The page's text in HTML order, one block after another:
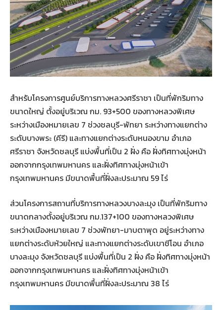
สำหรับโครงการศูนย์บริการทางหลวงศรีราชา เป็นที่พักริมทาง
ขนาดใหญ่ ตั้งอยู่บริเวณ กม. 93+500 ของทางหลวงพิเศษ
ระหว่างเมืองหมายเลข 7 ช่วงชลบุรี-พัทยา ระหว่างทางแยกต่าง
ระดับบางพระ (คีรี) และทางแยกต่างระดับหนองขาม อำเภอ
ศรีราชา จังหวัดชลบุรี แบ่งพื้นที่เป็น 2 ฝั่ง คือ ฝั่งทิศทางมุ่งหน้า
ออกจากกรุงเทพมหานคร และฝั่งทิศทางมุ่งหน้าเข้า
กรุงเทพมหานคร มีขนาดพื้นที่ฝั่งละประมาณ 59 ไร่
ส่วนโครงการสถานที่บริการทางหลวงบางละมุง เป็นที่พักริมทาง
ขนาดกลางตั้งอยู่บริเวณ กม.137+100 ของทางหลวงพิเศษ
ระหว่างเมืองหมายเลข 7 ช่วงพัทยา-มาบตาพุด อยู่ระหว่างทาง
แยกต่างระดับห้วยใหญ่ และทางแยกต่างระดับเขาชีโอน อำเภอ
บางละมุง จังหวัดชลบุรี แบ่งพื้นที่เป็น 2 ฝั่ง คือ ฝั่งทิศทางมุ่งหน้า
ออกจากกรุงเทพมหานคร และฝั่งทิศทางมุ่งหน้าเข้า
กรุงเทพมหานคร มีขนาดพื้นที่ฝั่งละประมาณ 38 ไร่